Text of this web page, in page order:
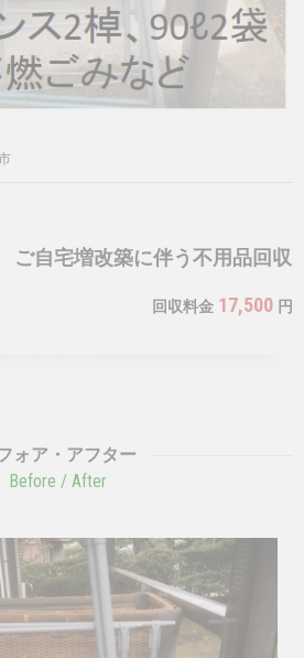
自宅増改築に伴う不用品回収
回収料金 17,500 円
ォア・アフター
Before / After